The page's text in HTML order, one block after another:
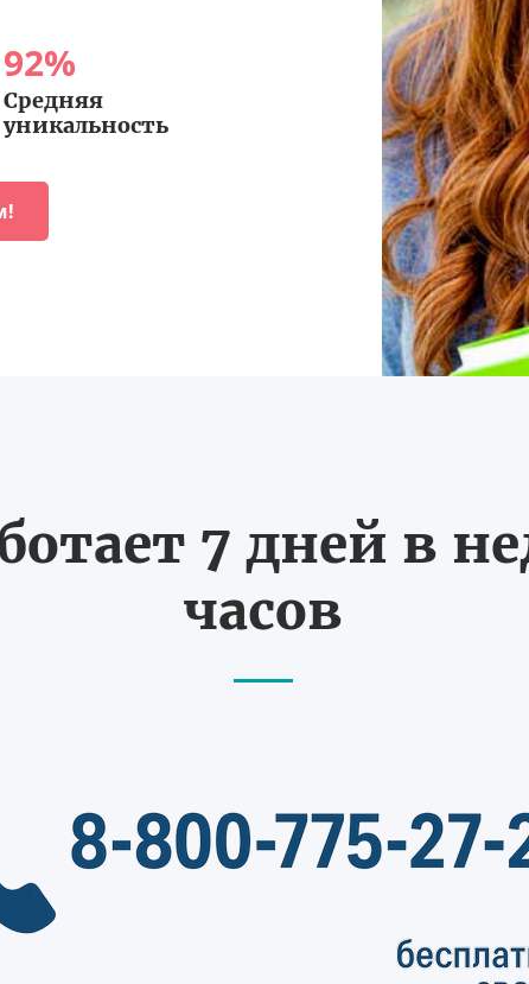
92%
Средняя
уникальность
7 дней в
часов